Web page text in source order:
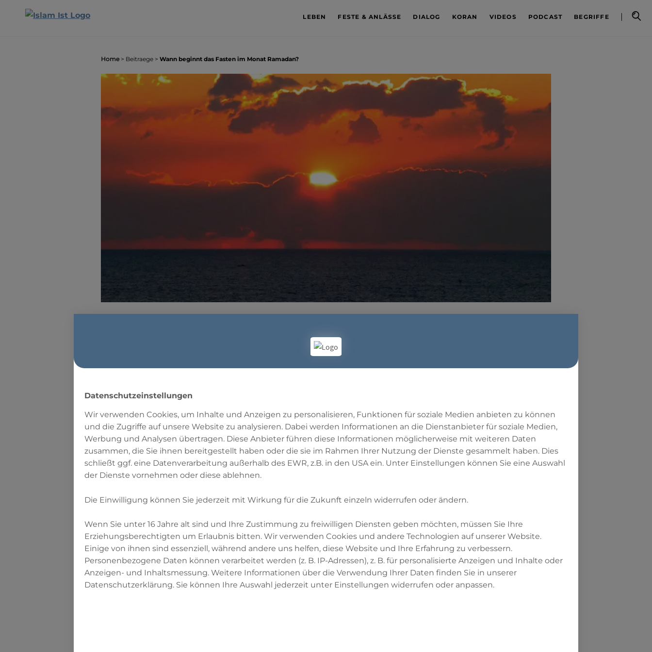
LEBEN FESTE & ANLÄSSE DIALOG KORAN VIDEOS PODCAST BEGRIFFE
Home> Beitraege > Wann beginnt das Fasten im Monat Ramadan?
Wann beginnt das Fasten im
Monat Ramadan?
Das tägliche Fasten im MonatRamadanbeginnt mit der Morgendämmerung und endet
bei Sonnenuntergang. ImKoranist zu lesen:
„…Esst und trinkt, bis ihr im Morgengrauen einen weißen von einem schwarzen
Faden unterschieden könnt. Setzt dann das Fasten bis zum Abend fort!“
Und im Sahih des al-Bukhari ist zu lesen:
Adyy Ibn Hatim berichtete:
„Als der Qur’an-Vers (2,187)…, bis der weisse Faden von dem schwarzen Faden der
Morgendämmerung für euch erkennbar wird.< Offenbart wurde, nahm ich einen
Datenschutzeinstellungen
Wir verwenden Cookies, um Inhalte und Anzeigen zu personalisieren, Funktionen für soziale Medien anbieten zu können
und die Zugriffe auf unsere Website zu analysieren. Dabei werden Informationen an die Dienstanbieter für soziale Medien,
Werbung und Analysen übertragen. Diese Anbieter führen diese Informationen möglicherweise mit weiteren Daten
zusammen, die Sie ihnen bereitgestellt haben oder die sie im Rahmen Ihrer Nutzung der Dienste gesammelt haben. Dies
schließt ggf. eine Datenverarbeitung außerhalb des EWR, z.B. in den USA ein. Unter Einstellungen können Sie eine Auswahl
der Dienste vornehmen oder diese ablehnen.
Die Einwilligung können Sie jederzeit mit Wirkung für die Zukunft einzeln widerrufen oder ändern.
Wenn Sie unter 16 Jahre alt sind und Ihre Zustimmung zu freiwilligen Diensten geben möchten, müssen Sie Ihre
Erziehungsberechtigten um Erlaubnis bitten. Wir verwenden Cookies und andere Technologien auf unserer Website.
Einige von ihnen sind essenziell, während andere uns helfen, diese Website und Ihre Erfahrung zu verbessern.
Personenbezogene Daten können verarbeitet werden (z. B. IP-Adressen), z. B. für personalisierte Anzeigen und Inhalte oder
Anzeigen- und Inhaltsmessung. Weitere Informationen über die Verwendung Ihrer Daten finden Sie in unserer
Datenschutzerklärung. Sie können Ihre Auswahl jederzeit unter Einstellungen widerrufen oder anpassen.